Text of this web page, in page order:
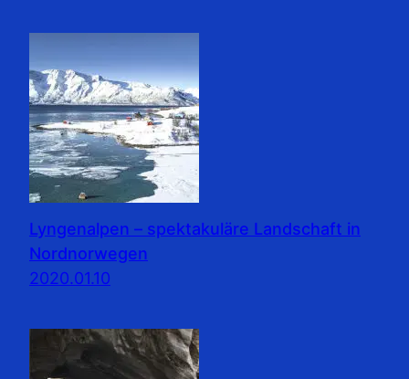
Lyngenalpen – spektakuläre Landschaft in
Nordnorwegen
2020.01.10